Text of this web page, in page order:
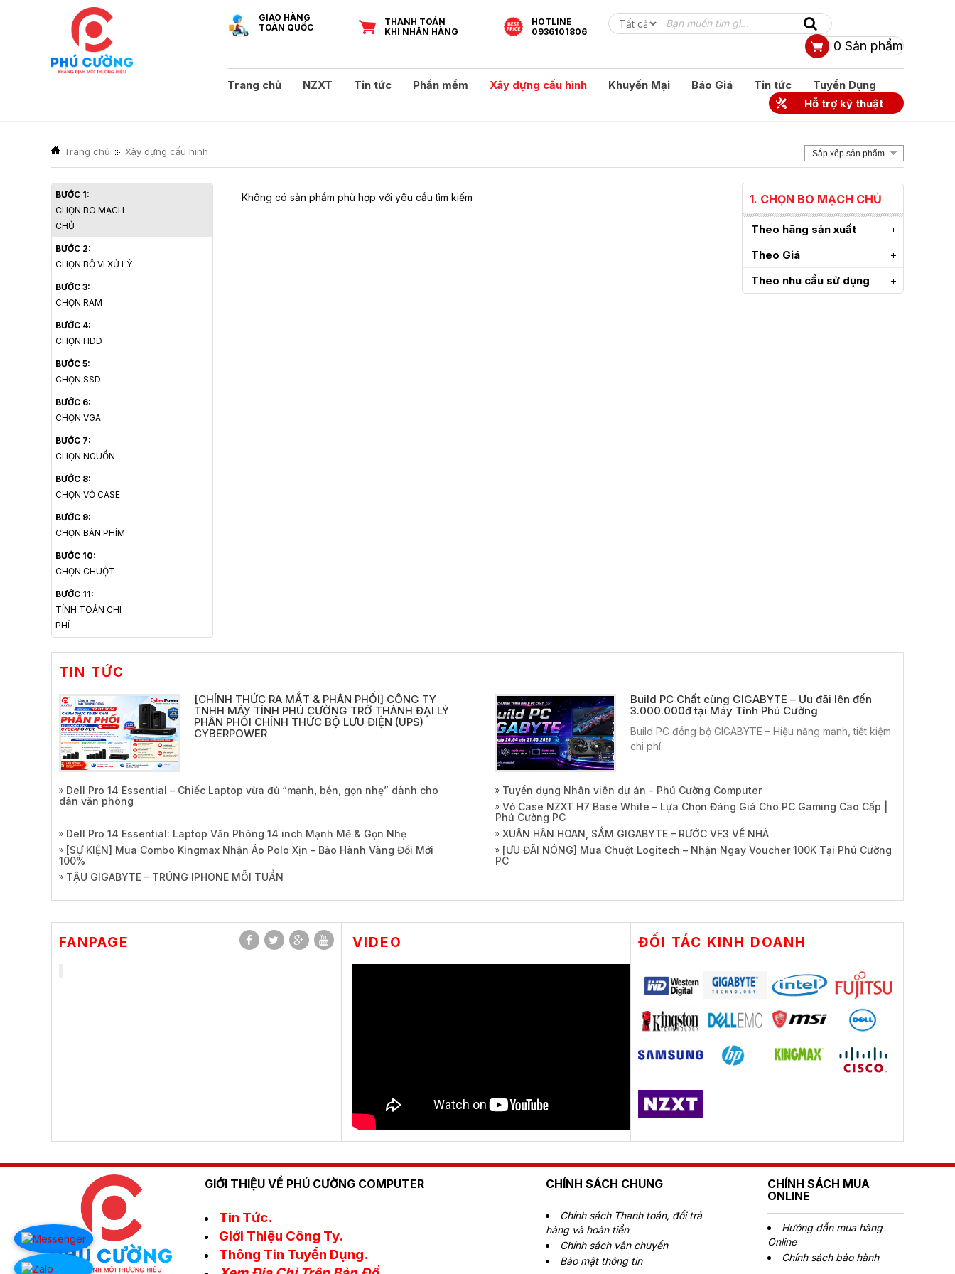
GIAO HÀNG
TOÀN QUỐC
THANH TOÁN
KHI NHẬN HÀNG
HOTLINE
0936101806
0 Sản phẩm
Trang chủ NZXT Tin tức Phần mềm Xây dựng cấu hình Khuyến Mại Báo Giá Tin tức
Tuyển Dụng
Hỗ trợ kỹ thuật
Trang chủ Xây dựng cấu hình Sắp xếp sản phẩm
BƯỚC 1:
CHỌN BO MẠCH
CHỦ
BƯỚC 2:
CHỌN BỘ VI XỬ LÝ
BƯỚC 3:
CHỌN RAM
BƯỚC 4:
CHỌN HDD
BƯỚC 5:
CHỌN SSD
BƯỚC 6:
CHỌN VGA
BƯỚC 7:
CHỌN NGUỒN
BƯỚC 8:
CHỌN VỎ CASE
BƯỚC 9:
CHỌN BÀN PHÍM
BƯỚC 10:
CHỌN CHUỘT
BƯỚC 11:
TÍNH TOÁN CHI
PHÍ
1. CHỌN BO MẠCH CHỦ
Theo hãng sản xuất
Theo Giá
Theo nhu cầu sử dụng
Không có sản phẩm phù hợp với yêu cầu tìm kiếm
TIN TỨC
[CHÍNH THỨC RA MẮT & PHÂN PHỐI] CÔNG TY
TNHH MÁY TÍNH PHÚ CƯỜNG TRỞ THÀNH ĐẠI LÝ
PHÂN PHỐI CHÍNH THỨC BỘ LƯU ĐIỆN (UPS)
CYBERPOWER
Build PC Chất cùng GIGABYTE – Ưu đãi lên đến
3.000.000đ tại Máy Tính Phú Cường
Build PC đồng bộ GIGABYTE – Hiệu năng mạnh, tiết kiệm
chi phí
Dell Pro 14 Essential – Chiếc Laptop vừa đủ “mạnh, bền, gọn nhẹ” dành cho
dân văn phòng
Tuyển dụng Nhân viên dự án - Phú Cường Computer
Vỏ Case NZXT H7 Base White – Lựa Chọn Đáng Giá Cho PC Gaming Cao Cấp |
Phú Cường PC
Dell Pro 14 Essential: Laptop Văn Phòng 14 inch Mạnh Mẽ & Gọn Nhẹ
XUÂN HÂN HOAN, SẮM GIGABYTE – RƯỚC VF3 VỀ NHÀ
[SỰ KIỆN] Mua Combo Kingmax Nhận Áo Polo Xịn – Bảo Hành Vàng Đổi Mới
100%
[ƯU ĐÃI NÓNG] Mua Chuột Logitech – Nhận Ngay Voucher 100K Tại Phú Cường
PC
TẬU GIGABYTE – TRÚNG IPHONE MỖI TUẦN
FANPAGE VIDEO ĐỐI TÁC KINH DOANH
GIỚI THIỆU VỀ PHÚ CƯỜNG COMPUTER
Tin Tức.
Giới Thiệu Công Ty.
Thông Tin Tuyển Dụng.
CHÍNH SÁCH CHUNG
Chính sách Thanh toán, đổi trả
hàng và hoàn tiền
Chính sách vận chuyển
Bảo mật thông tin
CHÍNH SÁCH MUA
ONLINE
Hướng dẫn mua hàng
Online
Chính sách bảo hành